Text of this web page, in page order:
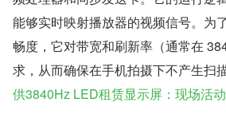
能够实时映射播放器的视频信号。为
畅度，它对带宽和刷新率（通常在
求，从而确保在手机拍摄下不产生扫
供3840Hz LED租赁显示屏：现场活动